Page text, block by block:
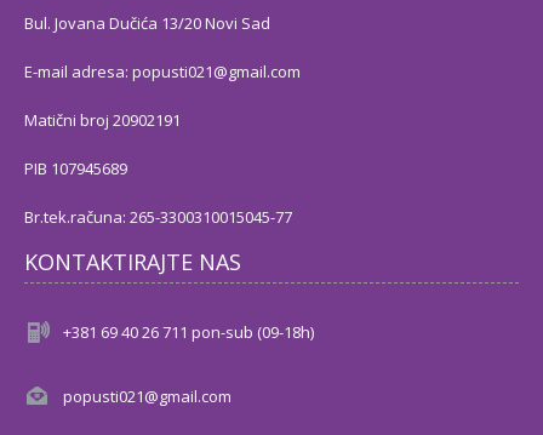
Bul. Jovana Dučića 13/20 Novi Sad
E-mail adresa: popusti021@gmail.com
Matični broj 20902191
PIB 107945689
Br.tek.računa: 265-3300310015045-77
KONTAKTIRAJTE NAS
+381 69 40 26 711 pon-sub (09-18h)
popusti021@gmail.com